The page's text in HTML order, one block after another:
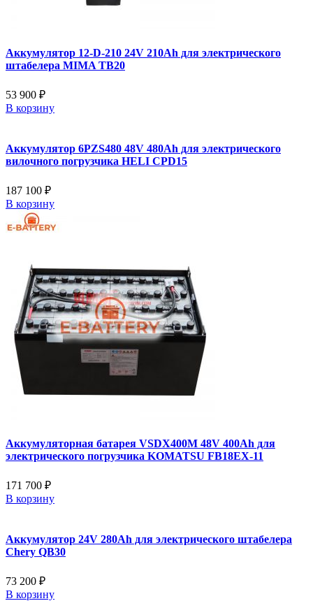
Аккумулятор 12-D-210 24V 210Ah для электрического
штабелера MIMA TB20
53 900 ₽
В корзину
Аккумулятор 6PZS480 48V 480Ah для электрического
вилочного погрузчика HELI CPD15
187 100 ₽
В корзину
Аккумуляторная батарея VSDX400M 48V 400Ah для
электрического погрузчика KOMATSU FB18EX-11
171 700 ₽
В корзину
Аккумулятор 24V 280Ah для электрического штабелера
Chery QB30
73 200 ₽
В корзину